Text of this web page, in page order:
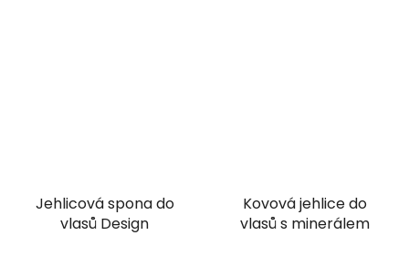
Jehlicová spona do
vlasů Design
Kovová jehlice do
vlasů s minerálem